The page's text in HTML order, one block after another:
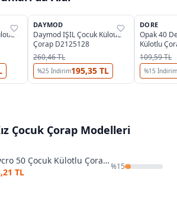
%37
DAYMOD
Daymod IŞIL Çocuk Külotlu
Çorap D2125128
260,46 TL
%25 İndirim195,35 TL
%24
DORE
Opak 40
Külotlu
109,59 TL
%15 İndirim
Çocuk Çorap Modelleri
Daymod Mycro 50 Çocuk Külotlu Çorap D2112001
TL
%15